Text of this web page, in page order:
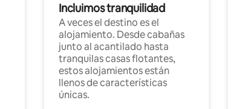
Incluimos tranquilidad
A veces el destino es el
alojamiento. Desde cabañas
junto al acantilado hasta
tranquilas casas flotantes,
estos alojamientos están
llenos de características
únicas.